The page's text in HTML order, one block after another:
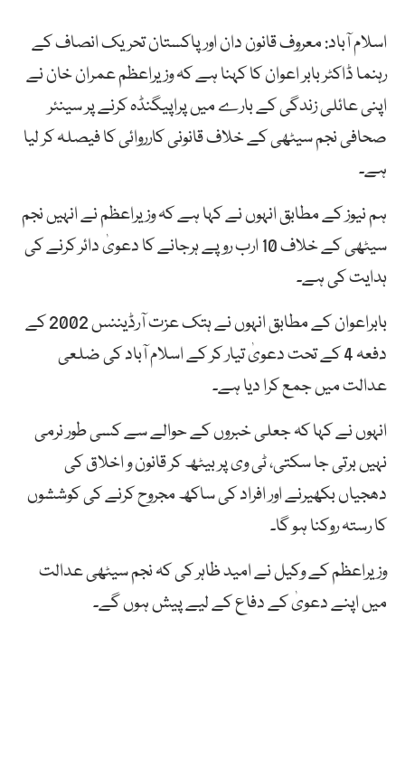
اسلام آباد: معروف قانون دان اور پاکستان تحریک انصاف کے
رہنما ڈاکٹر بابر اعوان کا کہنا ہے کہ وزیراعظم عمران خان نے
اپنی عائلی زندگی کے بارے میں پراپیگنڈہ کرنے پر سینئر
صحافی نجم سیٹھی کے خلاف قانونی کارروائی کا فیصلہ کر لیا
ہے۔
ہم نیوز کے مطابق انہوں نے کہا ہے کہ وزیراعظم نے انہیں نجم
سیٹھی کے خلاف 10 ارب روپے ہرجانے کا دعویٰ دائر کرنے کی
ہدایت کی ہے۔
بابراعوان کے مطابق انہوں نے ہتک عزت آرڈیننس 2002 کے
دفعہ 4 کے تحت دعویٰ تیار کر کے اسلام آباد کی ضلعی
عدالت میں جمع کرا دیا ہے۔
انہوں نے کہا کہ جعلی خبروں کے حوالے سے کسی طور نرمی
نہیں برتی جا سکتی، ٹی وی پر بیٹھ کر قانون و اخلاق کی
دھجیاں بکھیرنے اور افراد کی ساکھ مجروح کرنے کی کوششوں
کا رستہ روکنا ہو گا۔
وزیراعظم کے وکیل نے امید ظاہر کی کہ نجم سیٹھی عدالت
میں اپنے دعویٰ کے دفاع کے لیے پیش ہوں گے۔